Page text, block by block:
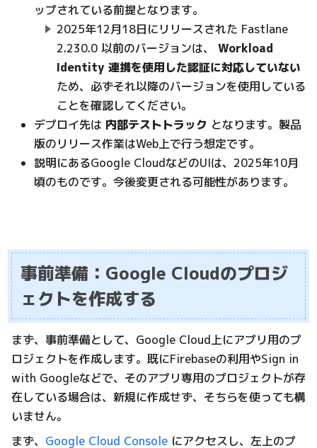
ップされている前提となります。
2025年12月18日にリリースされた Fastlane
2.230.0 以前のバージョンは、 Workload
Identity 連携を使用した認証に対応していない
ため、必ずそれ以降のバージョンを使用している
ことを確認してください。
デプロイ先は 内部テストトラック となります。製品
版のリリース作業はWeb上で行う想定です。
説明にあるGoogle CloudなどのUIは、2025年10月
頃のものです。今後変更される可能性があります。
事前準備：Google Cloudのプロジ
ェクトを作成する
まず、事前準備として、Google Cloud上にアプリ用のプ
ロジェクトを作成します。既にFirebaseの利用やSign in
with Googleなどで、そのアプリ専用のプロジェクトが存
在している場合は、新規に作成せず、そちらを使っても構
いません。
まず、 Google Cloud Console にアクセスし、左上のプ